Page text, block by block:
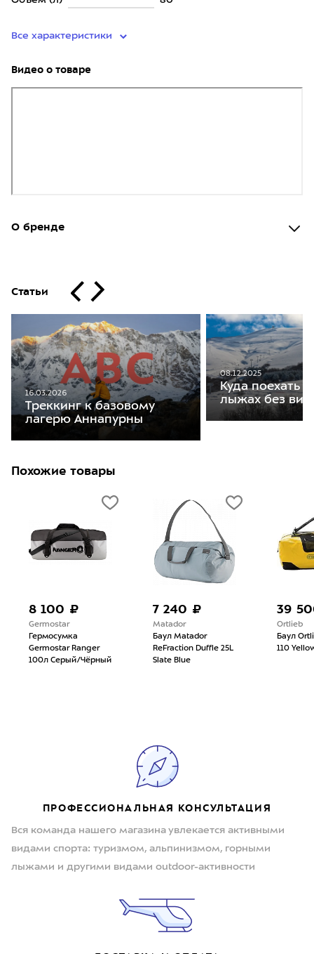
Все характеристики
Видео о товаре
О бренде
Статьи
16.03.2026
Треккинг к базовому
лагерю Аннапурны
08.12.2025
Куда поехать
лыжах без
Похожие товары
8 100 ₽
Germostar
Гермосумка
Germostar Ranger
100л Серый/Чёрный
7 240 ₽
Matador
Баул Matador
ReFraction Duffle 25L
Slate Blue
39
Ortlieb
Баул
110
ПРОФЕССИОНАЛЬНАЯ КОНСУЛЬТАЦИЯ
Вся команда нашего магазина увлекается активными
видами спорта: туризмом, альпинизмом, горными
лыжами и другими видами outdoor-активности